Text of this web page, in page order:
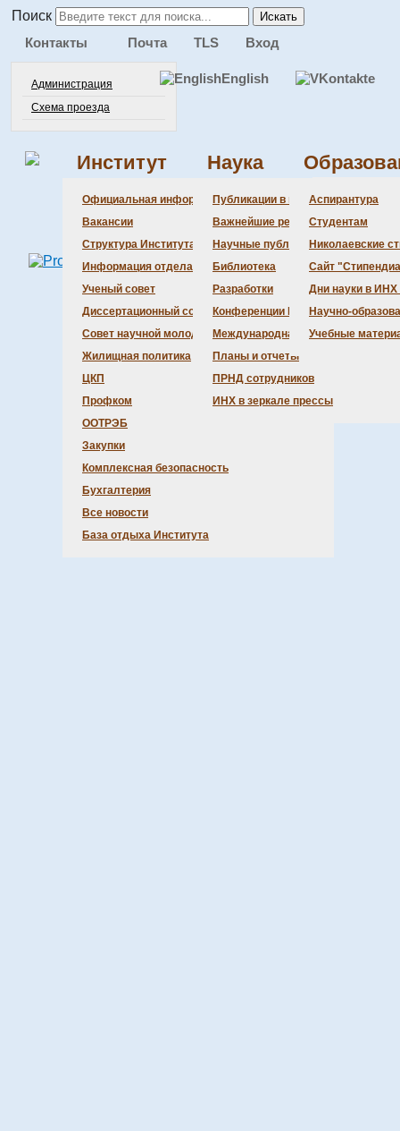
Поиск Искать
Контакты
Администрация
Схема проезда
Почта TLS Вход
English
Институт
Официальная информация
Бланки
История
Локальные
Вакансии
Структура Института
Информация отдела кадров
Ученый совет
Состав
Повестка
Информация
Диссертационный совет
Состав
Даты защит
Шифры
Совет научной молодежи
Состав СНМ
Жилищная политика
ЦКП
Профком
ООТРЭБ
Закупки
Комплексная безопасность
Бухгалтерия
Все новости
Новости
Награды
База отдыха Института
Наука
Публикации в ведущих журналах
Важнейшие результаты
Научные публикации сотрудников
Библиотека
Разработки
Конференции Института
Международная деятельность
Планы и отчеты
ПРНД сотрудников
ИНХ в зеркале прессы
Аспирантура
Студентам
Николаевские
Сайт
Дни науки в
Научно-
Учебные